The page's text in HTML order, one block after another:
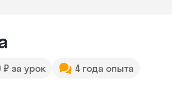
₽ за урок 4 года опыта